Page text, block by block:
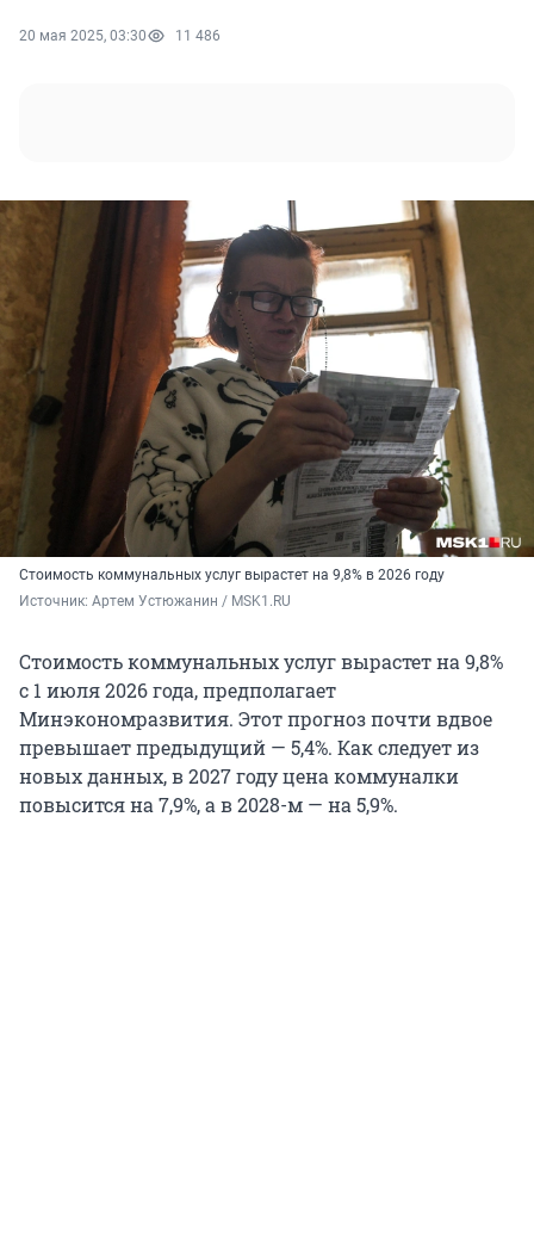
20 мая 2025, 03:30 11 486
Стоимость коммунальных услуг вырастет на 9,8% в 2026 году
Источник: Артем Устюжанин / MSK1.RU
Стоимость коммунальных услуг вырастет на 9,8%
с 1 июля 2026 года, предполагает
Минэкономразвития. Этот прогноз почти вдвое
превышает предыдущий — 5,4%. Как следует из
новых данных, в 2027 году цена коммуналки
повысится на 7,9%, а в 2028-м — на 5,9%.